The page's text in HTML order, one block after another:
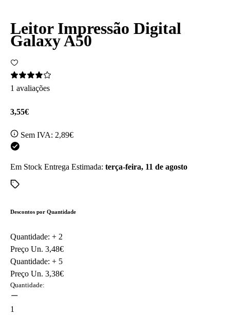
Leitor Impressão Digital
Galaxy A50
1 avaliações
3,55€
Sem IVA: 2,89€
Em Stock Entrega Estimada: terça-feira, 11 de agosto
Descontos por Quantidade
Quantidade: + 2
Preço Un. 3,48€
Quantidade: + 5
Preço Un. 3,38€
Quantidade:
1